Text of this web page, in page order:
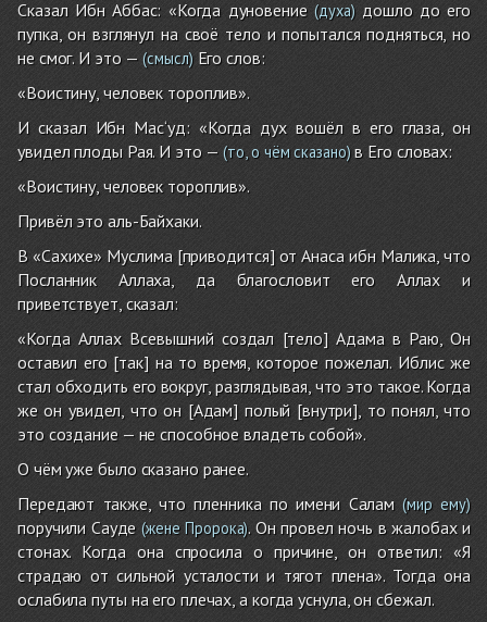
Сказал Ибн Аббас: «Когда дуновение(духа)дошло до его
пупка, он взглянул на своё тело и попытался подняться, но
не смог. И это — (смысл)Его слов:
«Воистину, человек тороплив».
И сказал Ибн Мас‘уд: «Когда дух вошёл в его глаза, он
увидел плоды Рая. И это — (то, о чём сказано)в Его словах:
«Воистину, человек тороплив».
Привёл это аль-Байхаки.
В «Сахихе» Муслима [приводится] от Анаса ибн Малика, что
Посланник Аллаха, да благословит его Аллах и
приветствует, сказал:
«Когда Аллах Всевышний создал [тело] Адама в Раю, Он
оставил его [так] на то время, которое пожелал. Иблис же
стал обходить его вокруг, разглядывая, что это такое. Когда
же он увидел, что он [Адам] полый [внутри], то понял, что
это создание — не способное владеть собой».
О чём уже было сказано ранее.
Передают также, что пленника по имени Салам (мир ему)
поручили Сауде (жене Пророка). Он провел ночь в жалобах и
стонах. Когда она спросила о причине, он ответил: «Я
страдаю от сильной усталости и тягот плена». Тогда она
ослабила путы на его плечах, а когда уснула, он сбежал.